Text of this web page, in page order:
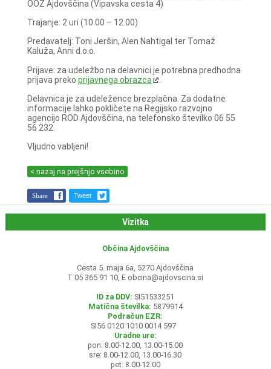
OOZ Ajdovščina (Vipavska cesta 4)
Trajanje: 2 uri (10.00 – 12.00)
Predavatelj: Toni Jeršin, Alen Nahtigal ter Tomaž
Kaluža, Anni d.o.o.
Prijave: za udeležbo na delavnici je potrebna predhodna
prijava preko prijavnega obrazca
Delavnica je za udeležence brezplačna. Za dodatne
informacije lahko pokličete na Regijsko razvojno
agencijo ROD Ajdovščina, na telefonsko številko 06 55
56 232.
Vljudno vabljeni!
< nazaj na prejšnjo vsebino
Share Tweet
Vizitka
Občina Ajdovščina
Cesta 5. maja 6a, 5270 Ajdovščina
T 05 365 91 10, E obcina@ajdovscina.si
ID za DDV: SI51533251
Matična številka: 5879914
Podračun EZR:
SI56 0120 1010 0014 597
Uradne ure:
pon: 8.00-12.00, 13.00-15.00
sre: 8.00-12.00, 13.00-16.30
pet: 8.00-12.00